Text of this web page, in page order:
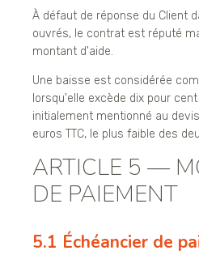
À défaut de réponse du Client
ouvrés, le contrat est réputé
montant d'aide.
Une baisse est considérée
lorsqu'elle excède dix pour
initialement mentionné au
euros TTC, le plus faible des
ARTICLE 5 —
DE PAIEMENT
5.1 Échéancier de